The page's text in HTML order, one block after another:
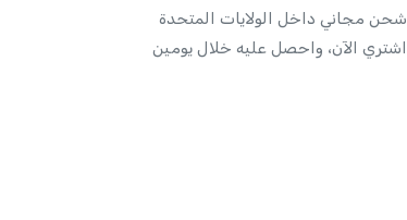
شحن مجاني داخل الولايات المتحدة
اشتري الآن، واحصل عليه خلال يومين